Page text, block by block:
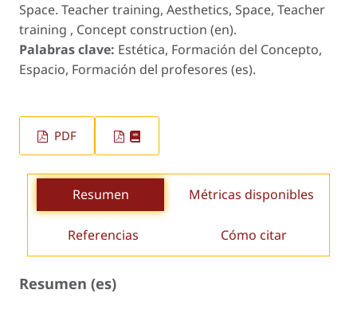
Space. Teacher training, Aesthetics, Space, Teacher
training , Concept construction (en).
Palabras clave: Estética, Formación del Concepto,
Espacio, Formación del profesores (es).
PDF
Resumen Métricas disponibles
Referencias Cómo citar
Resumen (es)